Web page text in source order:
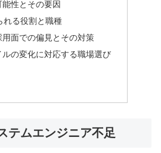
性とその要因
れる役割と職種
面での偏見とその対策
ルの変化に対応する職場選び
テムエンジニア不足